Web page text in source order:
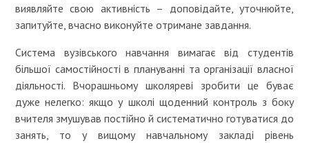
виявляйте свою активність – доповідайте, уточнюйте,
запитуйте, вчасно виконуйте отримане завдання.
Система вузівського навчання вимагає від студентів
більшої самостійності в плануванні та організації власної
діяльності. Вчорашньому школяреві зробити це буває
дуже нелегко: якщо у школі щоденний контроль з боку
вчителя змушував постійно й систематично готуватися до
занять, то у вищому навчальному закладі рівень